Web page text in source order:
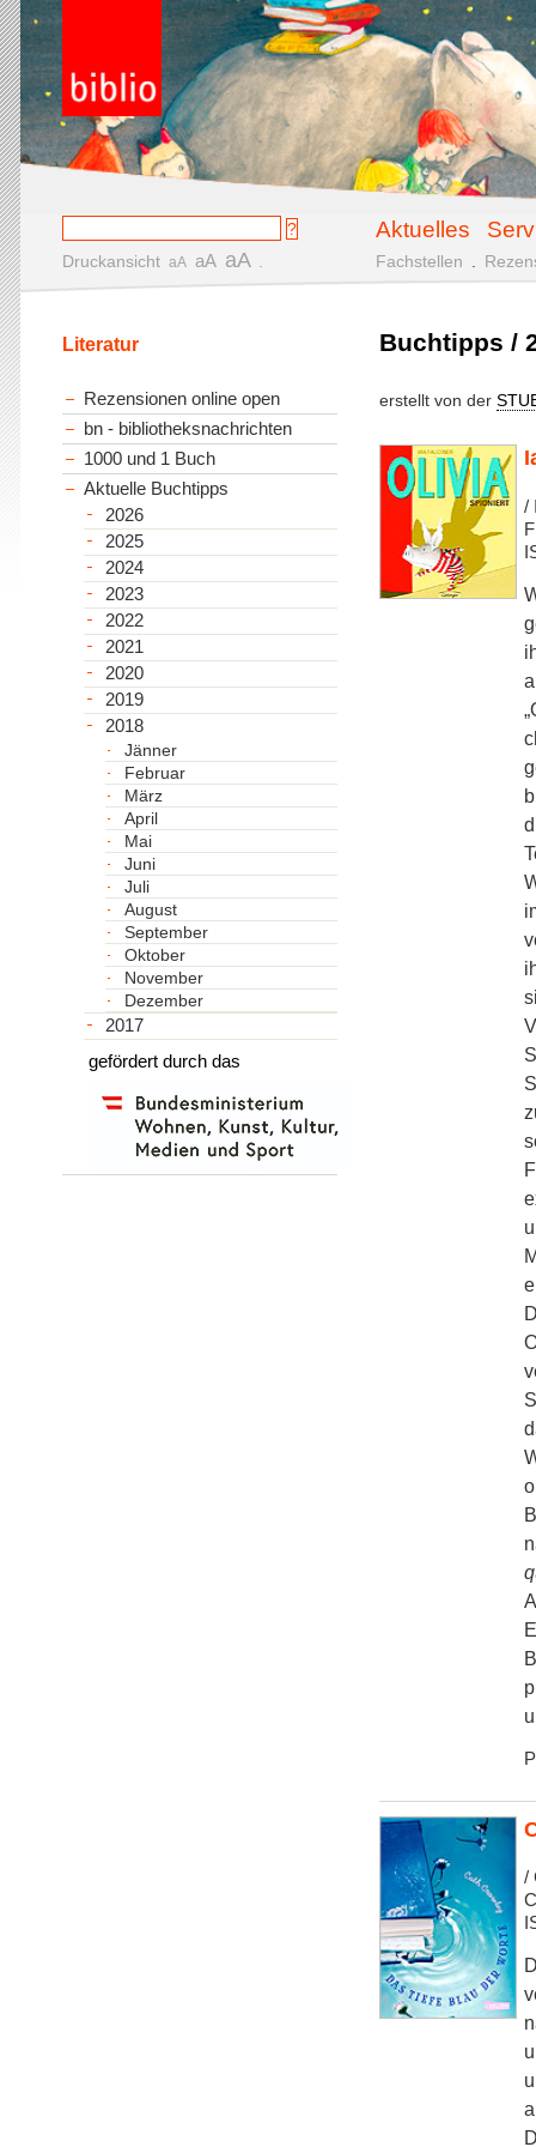
Aktuelles
Druckansicht aA aA aA Fachstellen
Buchtipps /
erstellt von der
/
/
Literatur
Rezensionen online open
bn - bibliotheksnachrichten
1000 und 1 Buch
Aktuelle Buchtipps
2026
2025
2024
2023
2022
2021
2020
2019
2018
Jänner
Februar
März
April
Mai
Juni
Juli
August
September
Oktober
November
Dezember
2017
gefördert durch das